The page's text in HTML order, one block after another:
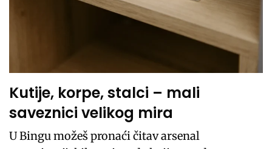
Kutije, korpe, stalci – mali
saveznici velikog mira
U Bingu možeš pronaći čitav arsenal